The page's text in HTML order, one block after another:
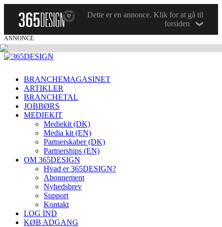
Dette er en annonce. Klik for at gå til
forsiden
ANNONCE
BRANCHEMAGASINET
ARTIKLER
BRANCHETAL
JOBBØRS
MEDIEKIT
Mediekit (DK)
Media kit (EN)
Partnerskaber (DK)
Partnerships (EN)
OM 365DESIGN
Hvad er 365DESIGN?
Abonnement
Nyhedsbrev
Support
Kontakt
LOG IND
KØB ADGANG